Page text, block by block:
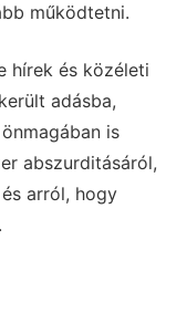
működtetni.
hírek és közéleti
adásba,
is
abszurditásáról,
arról, hogy